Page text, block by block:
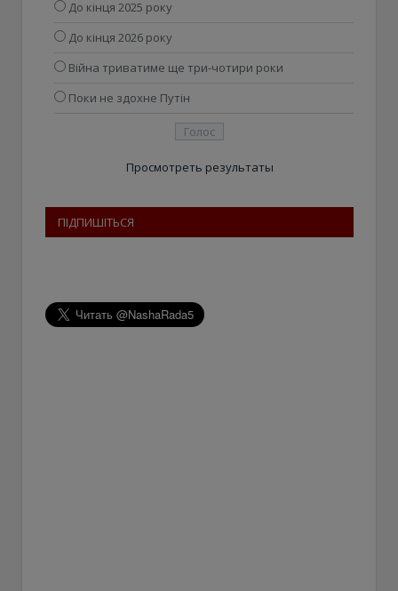
До кінця 2025 року
До кінця 2026 року
Війна триватиме ще три-чотири роки
Поки не здохне Путін
Просмотреть результаты
ПІДПИШІТЬСЯ